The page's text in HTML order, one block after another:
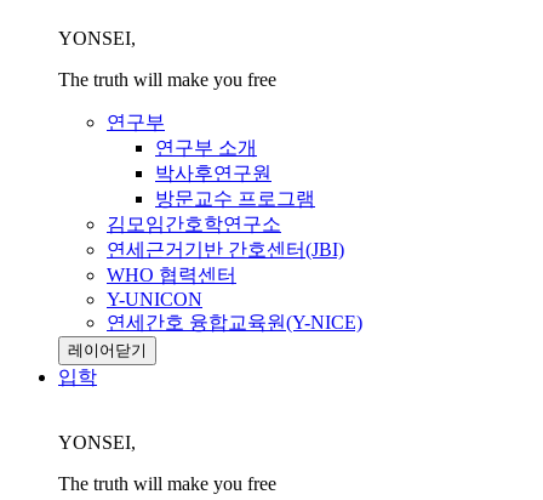
YONSEI,
The truth will make you free
연구부
연구부 소개
박사후연구원
방문교수 프로그램
김모임간호학연구소
연세근거기반 간호센터(JBI)
WHO 협력센터
Y-UNICON
연세간호 융합교육원(Y-NICE)
레이어닫기
입학
YONSEI,
The truth will make you free